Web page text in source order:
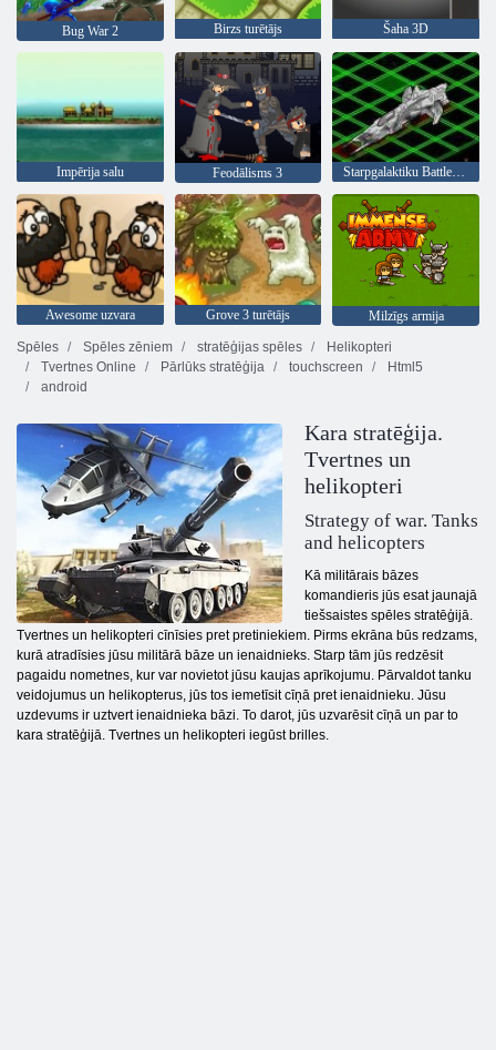
Bug War 2 Birzs turētājs Šaha 3D
Impērija salu Feodālisms 3 Starpgalaktiku Battleships
Awesome uzvara Grove 3 turētājs
Milzīgs armija
Spēles
Spēles zēniem stratēģijas spēles
Helikopteri
Tvertnes Online
Pārlūks stratēģija touchscreen
Html5
android
Kara stratēģija.
Tvertnes un
helikopteri
Strategy of war. Tanks
and helicopters
Kā militārais bāzes
komandieris jūs esat jaunajā
tiešsaistes spēles stratēģijā.
Tvertnes un helikopteri cīnīsies pret pretiniekiem. Pirms ekrāna būs redzams,
kurā atradīsies jūsu militārā bāze un ienaidnieks. Starp tām jūs redzēsit
pagaidu nometnes, kur var novietot jūsu kaujas aprīkojumu. Pārvaldot tanku
veidojumus un helikopterus, jūs tos iemetīsit cīņā pret ienaidnieku. Jūsu
uzdevums ir uztvert ienaidnieka bāzi. To darot, jūs uzvarēsit cīņā un par to
kara stratēģijā. Tvertnes un helikopteri iegūst brilles.